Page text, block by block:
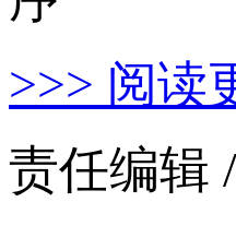
>>> 阅读
责任编辑 /